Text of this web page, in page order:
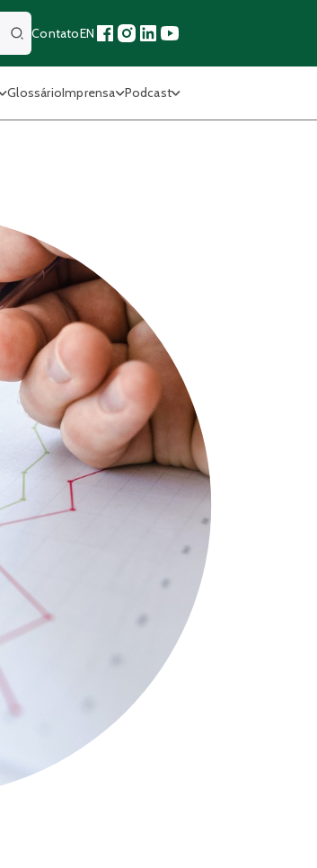
BuscarContatoEN
GlossárioImprensa Podcast